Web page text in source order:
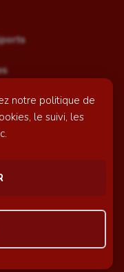
notre politique de
le suivi, les
réalisé par